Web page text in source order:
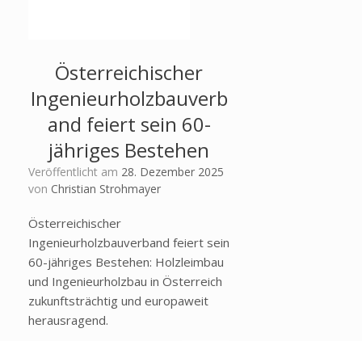
Österreichischer
Ingenieurholzbauverb
and feiert sein 60-
jähriges Bestehen
Veröffentlicht am 28. Dezember 2025
von Christian Strohmayer
Österreichischer
Ingenieurholzbauverband feiert sein
60-jähriges Bestehen: Holzleimbau
und Ingenieurholzbau in Österreich
zukunftsträchtig und europaweit
herausragend.